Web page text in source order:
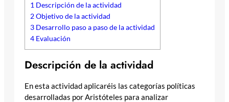
1 Descripción de la actividad
2Objetivo de la actividad
3 Desarrollo paso a paso de la actividad
4 Evaluación
Descripción de la actividad
En esta actividad aplicaréis las categorías políticas
desarrolladas por Aristóteles para analizar